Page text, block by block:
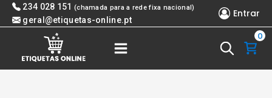
Skip 234 028 151 (chamada para a rede fixa nacional)
geral@etiquetas-online.pt
Entrar
0